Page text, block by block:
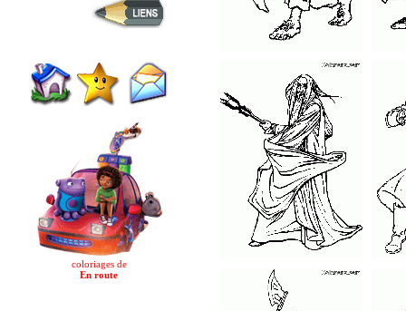
coloriages de
En route